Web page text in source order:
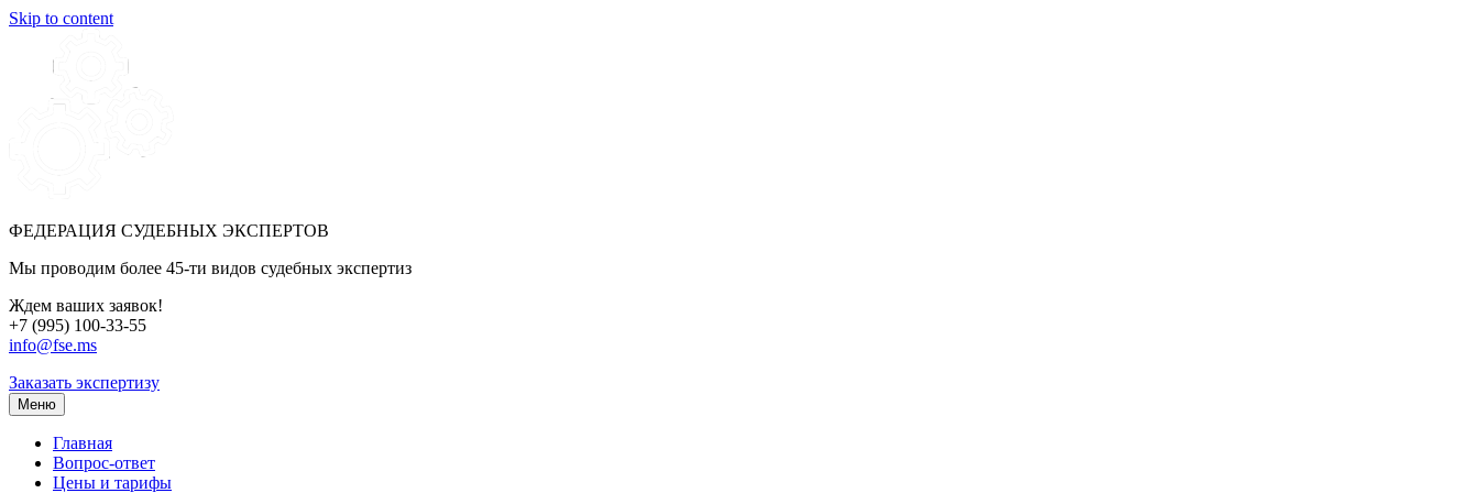
Skip to content
ФЕДЕРАЦИЯ СУДЕБНЫХ ЭКСПЕРТОВ
Мы проводим более 45-ти видов судебных экспертиз
Ждем ваших заявок!
+7 (995) 100-33-55
info@fse.ms
Заказать экспертизу
Меню
Главная
Вопрос-ответ
Цены и тарифы